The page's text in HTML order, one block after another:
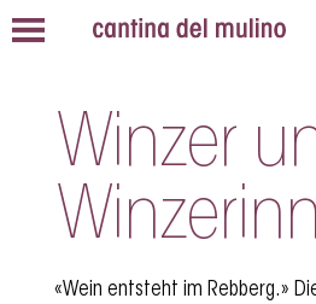
Winzer
«Wein entsteht im Rebberg.»